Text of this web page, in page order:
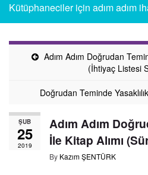
Kütüphaneciler için adım adım
Adım Adım Doğrudan
(İhtiyaç Listesi
Doğrudan Teminde
ŞUB
25
2019
Adım Adım
İle Kitap Alımı
By Kazım ŞENTÜRK